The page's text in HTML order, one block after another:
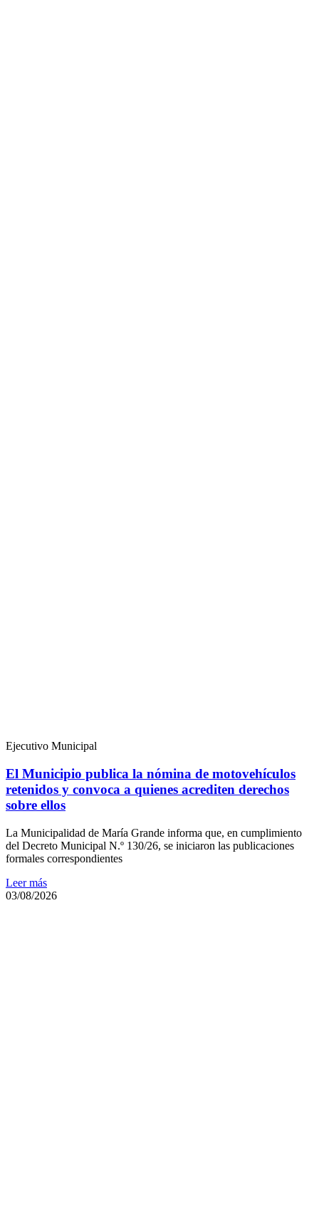
Ejecutivo Municipal
El Municipio publica la nómina de motovehículos
retenidos y convoca a quienes acrediten derechos
sobre ellos
La Municipalidad de María Grande informa que, en cumplimiento
del Decreto Municipal N.º 130/26, se iniciaron las publicaciones
formales correspondientes
Leer más
03/08/2026